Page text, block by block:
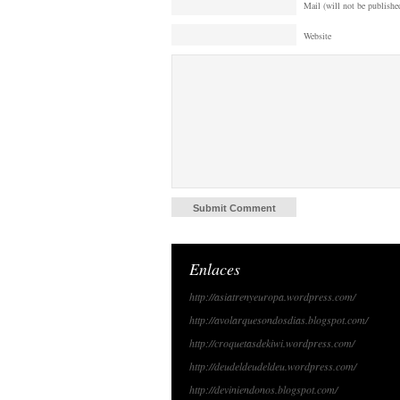
Mail (will not be
Website
Enlaces
http://asiatrenyeuropa.wordpress.com/
http://avolarquesondosdias.blogspot.com/
http://croquetasdekiwi.wordpress.com/
http://deudeldeudeldeu.wordpress.com/
http://deviniendonos.blogspot.com/